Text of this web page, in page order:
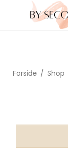
Forside / Shop